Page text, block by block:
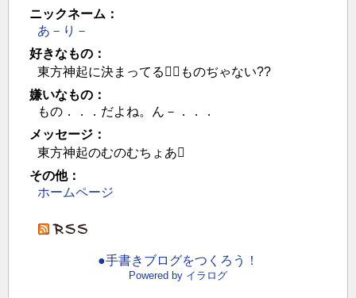
ニックネーム：
あ－り－
好きなもの：
東方神起に決まってるものぢゃない??
嫌いなもの：
もの．．．だよね。ん－．．．
メッセージ：
東方神起のむのむちょあ
その他：
ホームページ
●手書きブログをつくろう！
Powered by イラログ